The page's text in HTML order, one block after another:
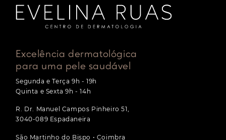
Excelência dermatológica
para uma pele saudável
Segunda e Terça 9h - 19h
Quinta e Sexta 9h - 14h
R. Dr. Manuel Campos Pinheiro 51,
3040-089 Espadaneira
São Martinho do Bispo • Coimbra